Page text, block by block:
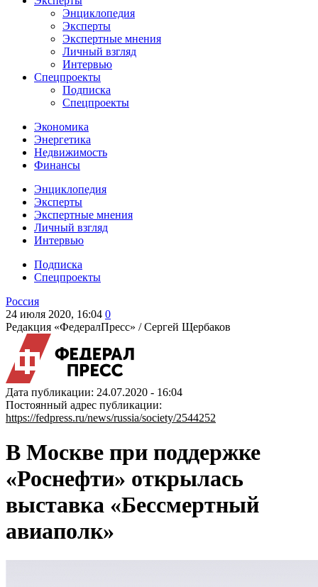
Энциклопедия
Эксперты
Экспертные мнения
Личный взгляд
Интервью
Спецпроекты
Подписка
Спецпроекты
Экономика
Энергетика
Недвижимость
Финансы
Энциклопедия
Эксперты
Экспертные мнения
Личный взгляд
Интервью
Подписка
Спецпроекты
Россия
24 июля 2020, 16:04 0
Редакция «ФедералПресс» /Сергей Щербаков
Дата публикации: 24.07.2020 - 16:04
Постоянный адрес публикации:
https://fedpress.ru/news/russia/society/2544252
В Москве при поддержке
«Роснефти» открылась
выставка «Бессмертный
авиаполк»